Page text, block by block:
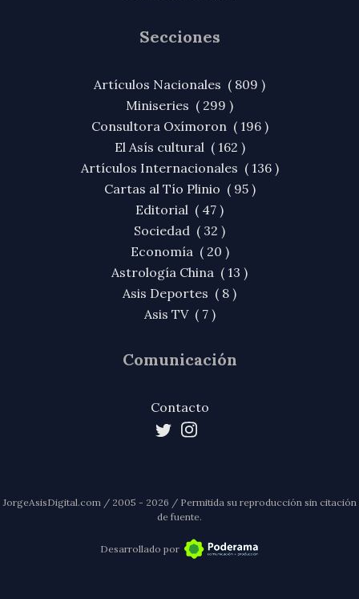
Secciones
Artículos Nacionales ( 809 )
Miniseries ( 299 )
Consultora Oxímoron ( 196 )
El Asís cultural ( 162 )
Artículos Internacionales ( 136 )
Cartas al Tío Plinio ( 95 )
Editorial ( 47 )
Sociedad ( 32 )
Economía ( 20 )
Astrología China ( 13 )
Asis Deportes ( 8 )
Asis TV ( 7 )
Comunicación
Contacto
JorgeAsisDigital.com / 2005 - 2026 / Permitida su reproducción sin citación
de fuente.
Desarrollado por